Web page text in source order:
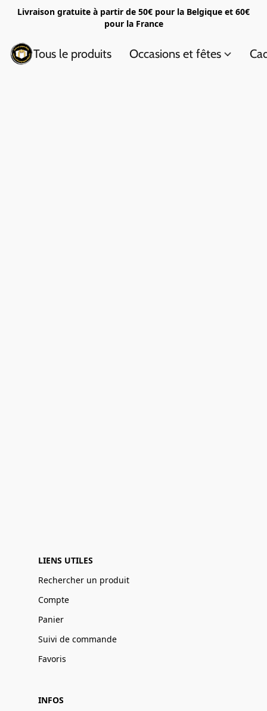
Livraison gratuite à partir de 50€ pour la Belgique et 60€
pour la France
Tous le produits Occasions et fêtes
LIENS UTILES
Rechercher un produit
Compte
Panier
Suivi de commande
Favoris
INFOS